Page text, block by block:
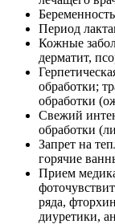
Период
Кожные
дерматит,
обработки;
обработки
Свежий
обработки
Запрет на
горячие
Прием
ряда,
диуретики,